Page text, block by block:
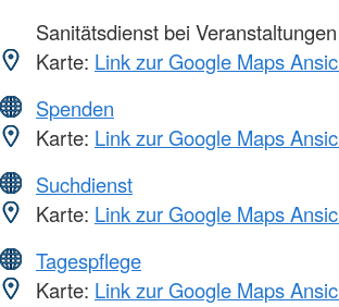
Sanitätsdienst bei Veranstaltungen
Karte: Link zur Google Maps
Spenden
Karte: Link zur Google Maps
Suchdienst
Karte: Link zur Google Maps
Tagespflege
Karte: Link zur Google Maps